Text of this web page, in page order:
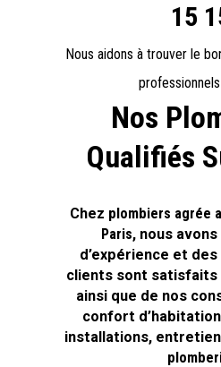
15
Nous aidons à trouver le
Nos
Qualifiés
Chez plombiers agrée
Paris, nous
d’expérience et
clients sont satisfaits
ainsi que de nos
confort
installations,